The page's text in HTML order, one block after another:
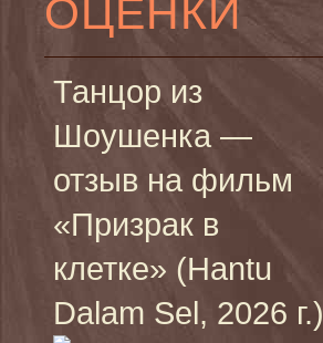
ОЦЕНКИ
Танцор из
Шоушенка —
отзыв на фильм
«Призрак в
клетке» (Hantu
Dalam Sel, 2026 г.)